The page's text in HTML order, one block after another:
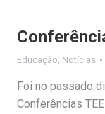
Educação, Notícias
Foi no passado
Conferências